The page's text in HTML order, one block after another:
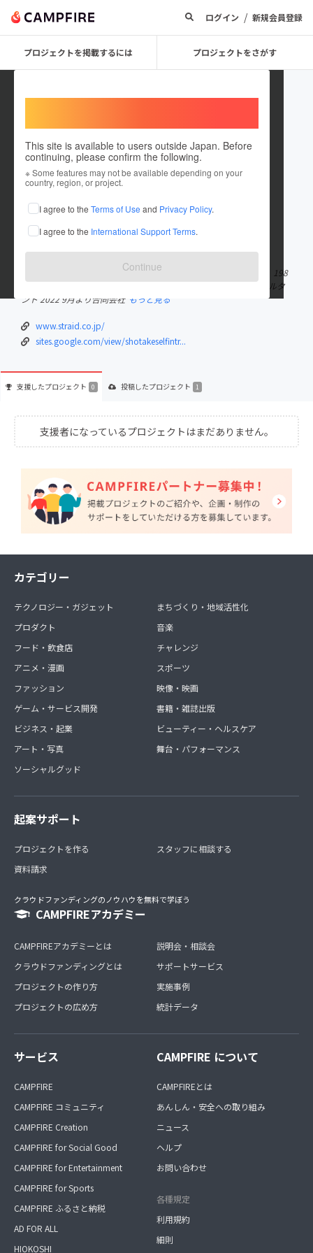
ログイン / 新規会員登録
プロジェクトを掲載するには プロジェクトをさがす
This site is available to users outside Japan. Before
continuing, please confirm the following.
※ Some features may not be available depending on your
country, region, or project.
I agree to the Terms of Use and Privacy Policy.
I agree to the International Support Terms.
Continue
Straid0001
これまでに1件のプロジェクトを投稿しています
在住国：日本 現在地：東京都
出身国：日本 出身地：未設定
<代表社員プロフィール> 武林 勝太郎（たけばやし しょうたろう） 198
5年2月22日生まれ フリーランスマーケティング・新規事業コンサルタ
ント 2022 9月より合同会社 もっと見る
www.straid.co.jp/
sites.google.com/view/shotakeselfintr...
支援したプロジェクト 0 投稿したプロジェクト 1
支援者になっているプロジェクトはまだありません。
カテゴリー
テクノロジー・ガジェット
プロダクト
フード・飲食店
アニメ・漫画
ファッション
ゲーム・サービス開発
ビジネス・起業
アート・写真
ソーシャルグッド
まちづくり・地域活性化
音楽
チャレンジ
スポーツ
映像・映画
書籍・雑誌出版
ビューティー・ヘルスケア
舞台・パフォーマンス
起案サポート
プロジェクトを作る
資料請求
スタッフに相談する
クラウドファンディングのノウハウを無料で学ぼう
CAMPFIREアカデミー
CAMPFIREアカデミーとは
クラウドファンディングとは
プロジェクトの作り方
プロジェクトの広め方
説明会・相談会
サポートサービス
実施事例
統計データ
サービス
CAMPFIRE
CAMPFIRE コミュニティ
CAMPFIRE Creation
CAMPFIRE for Social Good
CAMPFIRE for Entertainment
CAMPFIRE for Sports
CAMPFIRE ふるさと納税
AD FOR ALL
HIOKOSHI
CAMPFIRE について
CAMPFIREとは
あんしん・安全への取り組み
ニュース
ヘルプ
お問い合わせ
各種規定
利用規約
細則